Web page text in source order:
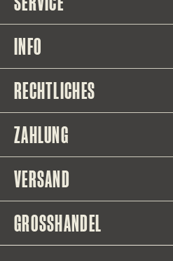
INFO
RECHTLICHES
ZAHLUNG
VERSAND
GROSSHANDEL